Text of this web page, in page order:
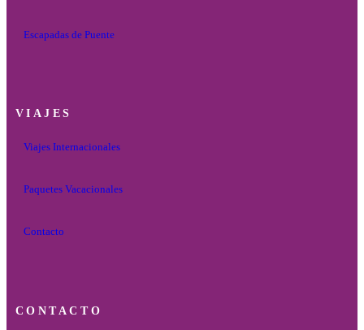
Escapadas de Puente
VIAJES
Viajes Internacionales
Paquetes Vacacionales
Contacto
CONTACTO